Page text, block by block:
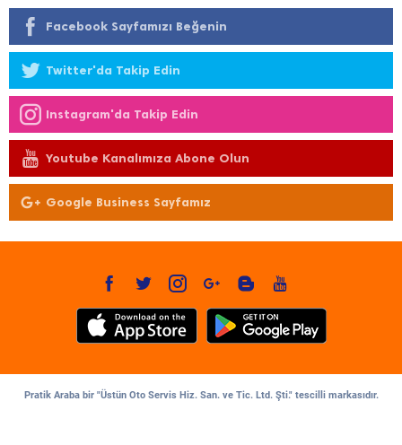
Facebook Sayfamızı Beğenin
Twitter'da Takip Edin
Instagram'da Takip Edin
Youtube Kanalımıza Abone Olun
Google Business Sayfamız
Pratik Araba bir "Üstün Oto Servis Hiz. San. ve Tic. Ltd. Şti." tescilli markasıdır.